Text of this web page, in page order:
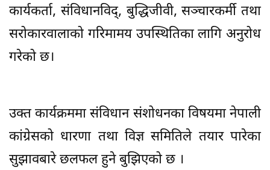
कार्यकर्ता, संविधानविद्, बुद्धिजीवी, सञ्चारकर्मी तथा
सरोकारवालाको गरिमामय उपस्थितिका लागि अनुरोध
गरेको छ।
उक्त कार्यक्रममा संविधान संशोधनका विषयमा नेपाली
कांग्रेसको धारणा तथा विज्ञ समितिले तयार पारेका
सुझावबारे छलफल हुने बुझिएको छ ।